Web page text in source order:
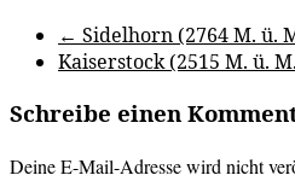
← Sidelhorn (2764 M. ü.
Kaiserstock (2515 M. ü.
Schreibe einen
Deine E-Mail-Adresse wird nicht